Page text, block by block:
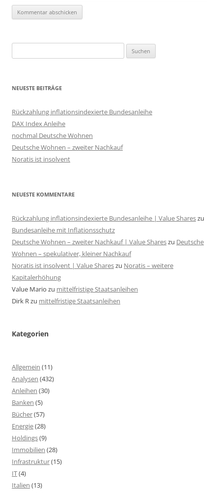
nach:
NEUESTE BEITRÄGE
Rückzahlung inflationsindexierte Bundesanleihe
DAX Index Anleihe
nochmal Deutsche Wohnen
Deutsche Wohnen – zweiter Nachkauf
Noratis ist insolvent
NEUESTE KOMMENTARE
Rückzahlung inflationsindexierte Bundesanleihe | Value Shareszu
Bundesanleihe mit Inflationsschutz
Deutsche Wohnen – zweiter Nachkauf | Value Shareszu Deutsche
Wohnen – spekulativer, kleiner Nachkauf
Noratis ist insolvent | Value Shareszu Noratis – weitere
Kapitalerhöhung
Value Mario zu mittelfristige Staatsanleihen
Dirk Rzu mittelfristige Staatsanleihen
Kategorien
Allgemein (11)
Analysen (432)
Anleihen (30)
Banken (5)
Bücher(57)
Energie(28)
Holdings(9)
Immobilien (28)
Infrastruktur(15)
IT(4)
Italien (13)